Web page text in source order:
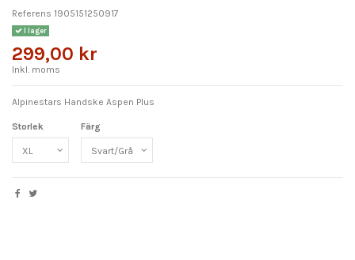
Referens 1905151250917
I lager
299,00 kr
Inkl. moms
Alpinestars Handske Aspen Plus
Storlek Färg